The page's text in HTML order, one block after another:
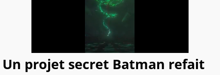
Un projet secret Batman refait